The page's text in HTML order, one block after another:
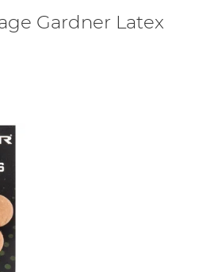
Gardner Latex